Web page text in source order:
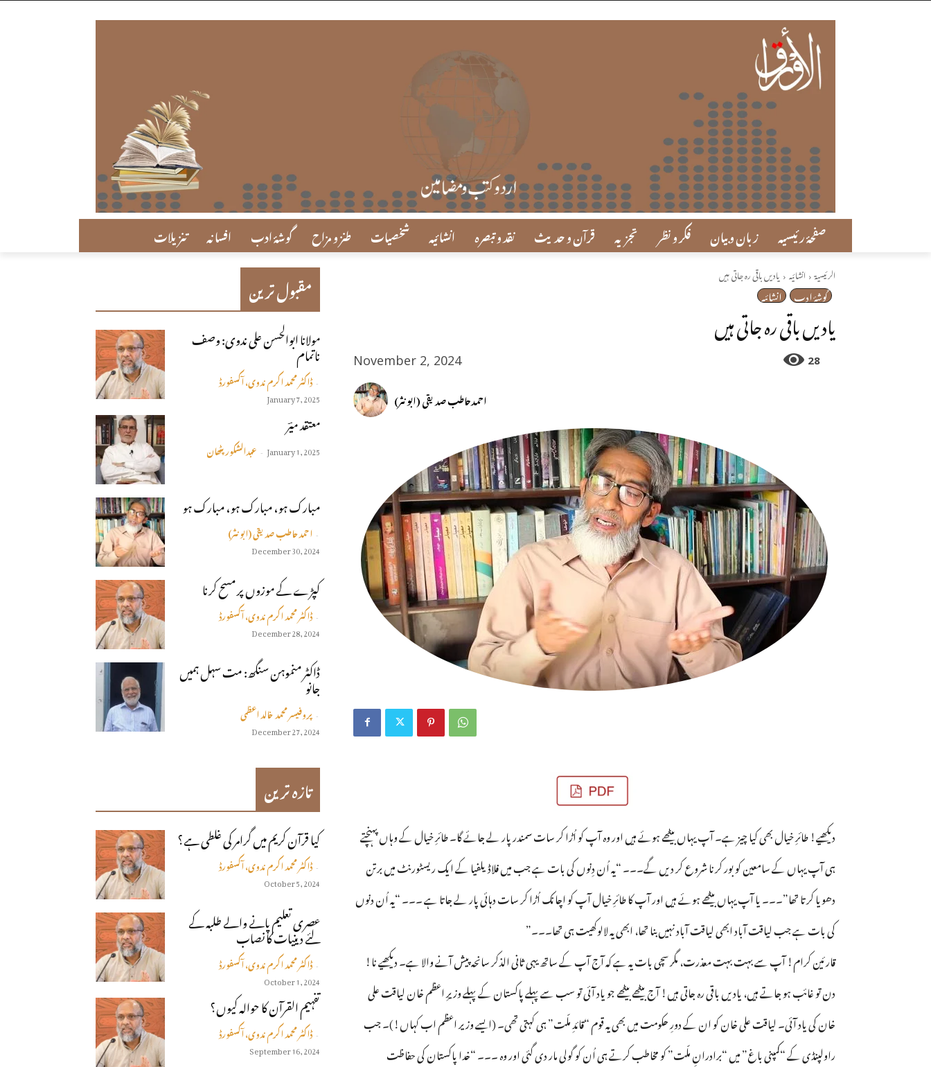
تنزیلات افسانہ گوشۂ ادب طنز و مزاح شخصیات انشائیہ نقد و تبصرہ قرآن و حدیث تجزیہ فکر و نظر زبان و بیان صفحۂ رئیسیہ
مقبول ترین
مولانا ابوالحسن على ندوى: وصف
ناتمام
ڈاکٹر محمد اکرم ندوی، آکسفورڈ -
January 7, 2025
معتقد میؔر
عبدالشکور پٹھان - January 1, 2025
مبارک ہو، مبارک ہو، مبارک ہو
احمدحاطب صدیقی (ابو نثر) -
December 30, 2024
كپڑے كے موزوں پر مسح كرنا
ڈاکٹر محمد اکرم ندوی، آکسفورڈ -
December 28, 2024
ڈاکٹر منموہن سنگھ: مت سہل ہمیں
جانو
پروفیسر محمد خالد اعظمی -
December 27, 2024
تازہ ترین
كيا قرآن كريم ميں گرامر كى غلطى ہے؟
ڈاکٹر محمد اکرم ندوی، آکسفورڈ -
October 5, 2024
عصری تعلیم پانے والے طلبہ کے
لئے دینیات کا نصاب
ڈاکٹر محمد اکرم ندوی، آکسفورڈ -
October 1, 2024
تفہیم القرآن کا حوالہ کیوں؟
ڈاکٹر محمد اکرم ندوی، آکسفورڈ -
September 16, 2024
الرئيسية انشائیہ یادیں باقی رہ جاتی ہیں
انشائیہ گوشۂ ادب
یادیں باقی رہ جاتی ہیں
28
November 2, 2024
احمدحاطب صدیقی (ابو نثر)
دیکھیے! طائرِ خیال بھی کیا چیز ہے۔ آپ یہاں بیٹھے ہوئے ہیں اور وہ آپ کو اُڑا کر سات سمندر پار لے جائے گا۔ طائرِ خیال کے وہاں پہنچتے
ہی آپ یہاں کے سامعین کو بور کرنا شروع کر دیں گے۔۔۔ “یہ اُن دِنوں کی بات ہے جب میں فلاڈیلفیا کے ایک ریسٹورنٹ میں برتن
دھویا کرتا تھا”۔۔۔ یا آپ یہاں بیٹھے ہوئے ہیں اور آپ کا طائرِ خیال آپ کو اچانک اُڑا کر سات دہائی پار لے جاتا ہے ۔۔۔ “یہ اُن دنوں
کی بات ہے جب لیاقت آباد ابھی لیاقت آباد نہیں بنا تھا، ابھی یہ لالوکھیت ہی تھا۔۔۔”
قارئین کرام! آپ سے بہت بہت معذرت، مگر سچی بات یہ ہے کہ آج آپ کے ساتھ یہی ثانی الذکر سانحہ پیش آنے والا ہے۔ دیکھیے نا!
دن تو غائب ہو جاتے ہیں، یادیں باقی رہ جاتی ہیں! آج بیٹھے بیٹھے جو یاد آئی تو سب سے پہلے پاکستان کے پہلے وزیرِ اعظم خان لیاقت علی
خان کی یاد آئی۔ لیاقت علی خان کو ان کے دورِ حکومت میں بھی یہ قوم “قائدِ ملّت” ہی کہتی تھی۔ (ایسے وزیر اعظم اب کہاں!)۔ جب
راولپنڈی کے “کمپنی باغ” میں “برادرانِ ملّت” کو مخاطب کرتے ہی اُن کو گولی مار دی گئی اور وہ ۔۔۔ “خدا پاکستان کی حفاظت